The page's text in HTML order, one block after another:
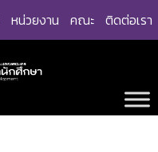
หน่วยงาน คณะ ติดต่อเรา